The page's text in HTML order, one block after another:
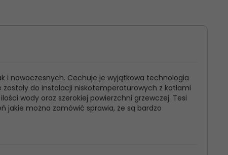
i nowoczesnych. Cechuje je wyjątkowa technologia
do instalacji niskotemperaturowych z kotłami
wody oraz szerokiej powierzchni grzewczej. Tesi
jakie można zamówić sprawia, że są bardzo